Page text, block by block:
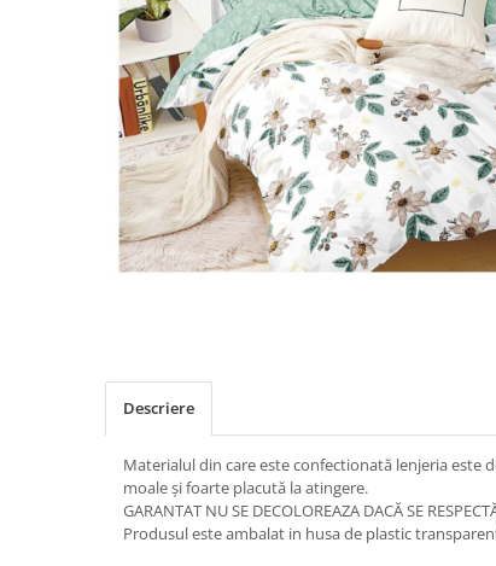
Descriere
Materialul din care este confectionată lenjeria este
moale și foarte placută la atingere.
GARANTAT NU SE DECOLOREAZA DACĂ SE
Produsul este ambalat in husa de plastic